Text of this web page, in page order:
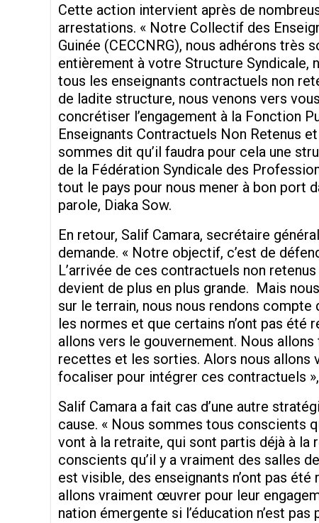
Cette action intervient après de
arrestations. « Notre Collectif des
Guinée (CECCNRG), nous adhérons
entièrement à votre Structure Syndicale,
tous les enseignants contractuels non
de ladite structure, nous venons vers
concrétiser l’engagement à la Fonction
Enseignants Contractuels Non Retenus
sommes dit qu’il faudra pour cela une
de la Fédération Syndicale des
tout le pays pour nous mener à bon port
parole, Diaka Sow.
En retour, Salif Camara, secrétaire
demande. « Notre objectif, c’est de
L’arrivée de ces contractuels non
devient de plus en plus grande. Mais
sur le terrain, nous nous rendons
les normes et que certains n’ont pas été
allons vers le gouvernement. Nous
recettes et les sorties. Alors nous allons
focaliser pour intégrer ces contractuels
Salif Camara a fait cas d’une autre
cause. « Nous sommes tous conscients
vont à la retraite, qui sont partis déjà à
conscients qu’il y a vraiment des salles
est visible, des enseignants n’ont pas
allons vraiment œuvrer pour leur
nation émergente si l’éducation n’est